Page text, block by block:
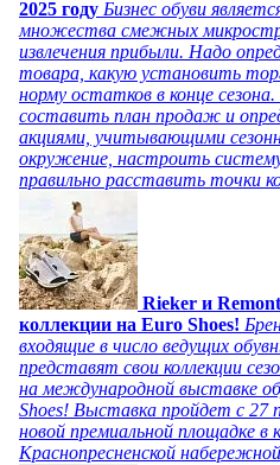
2025 году Бизнес обуви
множества смежных
извлечения прибыли. Надо
товара, какую установить
норму остатков в конце
составить план продаж и
акциями, учитывающими
окружение, настроить
правильно расставить точки
Rieker и
коллекции на Euro Shoes!
входящие в число ведущих
представят свои коллекции
на международной выставке
Shoes! Выставка пройдет c 27
новой премиальной площадке
Краснопресненской